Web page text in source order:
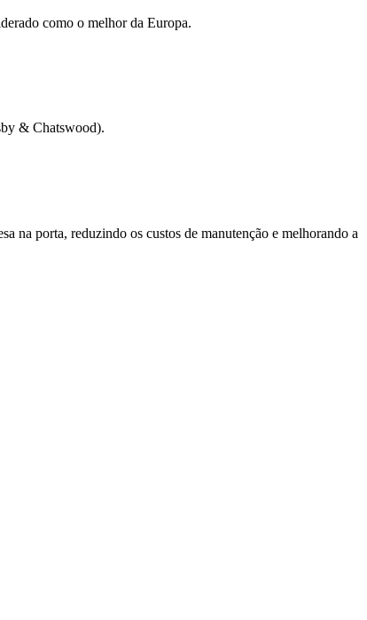
como o melhor da Europa.
& Chatswood).
na porta, reduzindo os custos de manutenção e melhorando a